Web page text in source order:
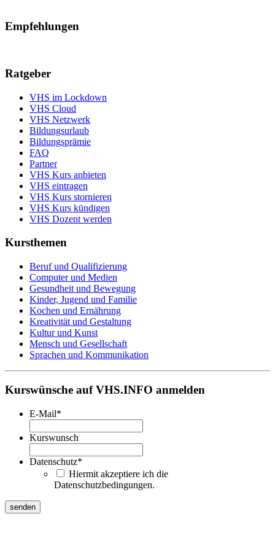
Empfehlungen
Ratgeber
VHS im Lockdown
VHS Cloud
VHS Netzwerk
Bildungsurlaub
Bildungsprämie
FAQ
Partner
VHS Kurs anbieten
VHS eintragen
VHS Kurs stornieren
VHS Kurs kündigen
VHS Dozent werden
Kursthemen
Beruf und Qualifizierung
Computer und Medien
Gesundheit und Bewegung
Kinder, Jugend und Familie
Kochen und Ernährung
Kreativität und Gestaltung
Kultur und Kunst
Mensch und Gesellschaft
Sprachen und Kommunikation
Kurswünsche auf VHS.INFO anmelden
E-Mail*
Kurswunsch
Datenschutz*
Hiermit akzeptiere ich die
Datenschutzbedingungen.